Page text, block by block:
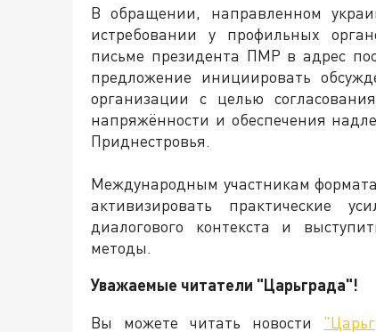
В обращении, направленном
истребовании у профильных
письме президента ПМР в адрес
предложение инициировать
организации с целью
напряжённости и обеспечения
Приднестровья.
Международным участникам
активизировать практические
диалогового контекста и
методы.
Уважаемые читатели "Царьграда"!
Вы можете читать новости